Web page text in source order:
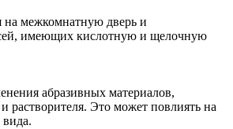
на межкомнатную дверь и
имеющих кислотную и щелочную
абразивных материалов,
растворителя. Это может повлиять на